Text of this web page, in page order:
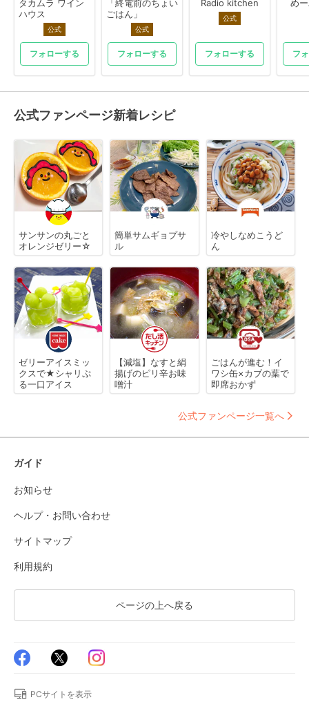
タカムラ ワイン
ハウス
公式
フォローする
「終電前のちょい
ごはん」
公式
フォローする
Radio kitchen
公式
フォローする
め
フ
公式ファンページ新着レシピ
サンサンの丸ごと
オレンジゼリー☆
簡単サムギョプサ
ル
冷やしなめこうど
ん
ゼリーアイスミッ
クスで★シャリぷ
る一口アイス
【減塩】なすと絹
揚げのピリ辛お味
噌汁
ごはんが進む！イ
ワシ缶×カブの葉で
即席おかず
公式ファンページ一覧へ
ガイド
お知らせ
ヘルプ・お問い合わせ
サイトマップ
利用規約
ページの上へ戻る
PCサイトを表示